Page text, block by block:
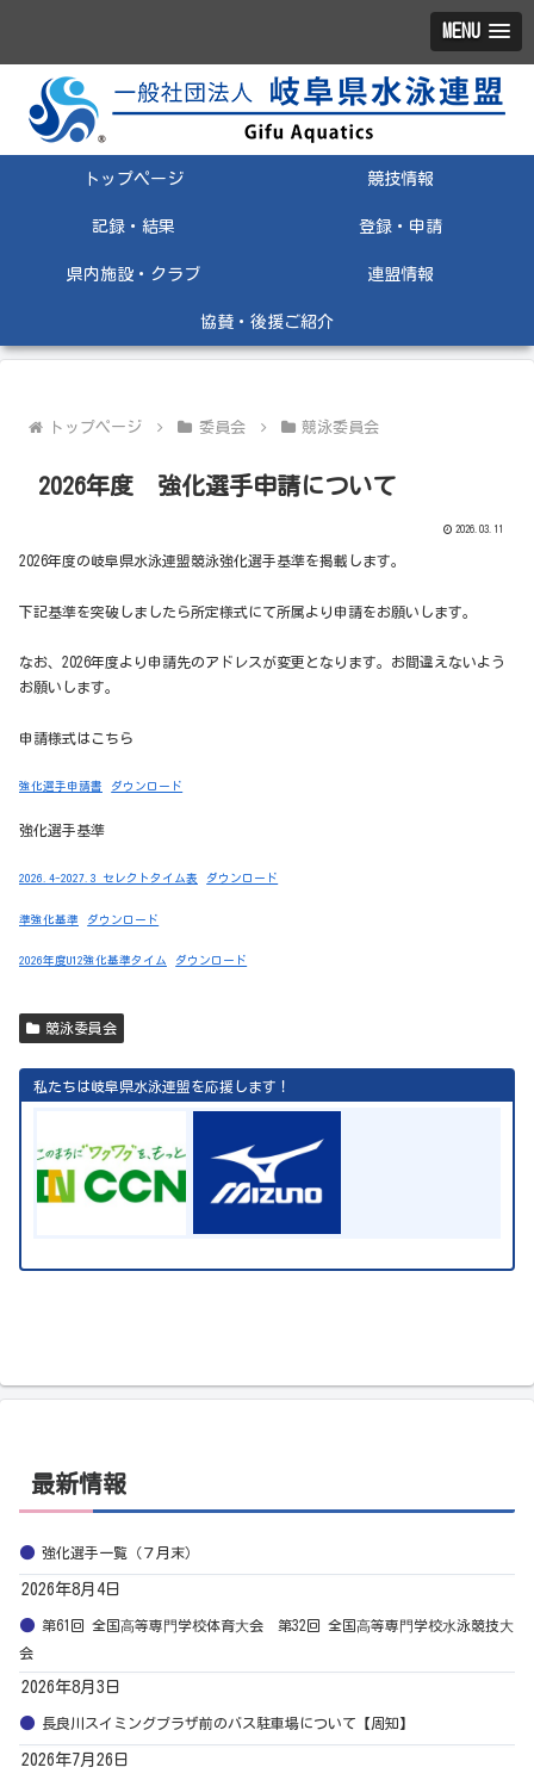
MENU
トップページ 競技情報
記録・結果 登録・申請
県内施設・クラブ 連盟情報
協賛・後援ご紹介
トップページ 委員会 競泳委員会
2026年度 強化選手申請について
2026.03.11
2026年度の岐阜県水泳連盟競泳強化選手基準を掲載します。
下記基準を突破しましたら所定様式にて所属より申請をお願いします。
なお、2026年度より申請先のアドレスが変更となります。お間違えないよう
お願いします。
申請様式はこちら
強化選手申請書 ダウンロード
強化選手基準
2026.4-2027.3 セレクトタイム表 ダウンロード
準強化基準 ダウンロード
2026年度U12強化基準タイム ダウンロード
競泳委員会
私たちは岐阜県水泳連盟を応援します！
最新情報
強化選手一覧（７月末）
2026年8月4日
第61回 全国⾼等専⾨学校体育⼤会 第32回 全国⾼等専⾨学校⽔泳競技⼤
会
2026年8月3日
長良川スイミングプラザ前のバス駐車場について【周知】
2026年7月26日